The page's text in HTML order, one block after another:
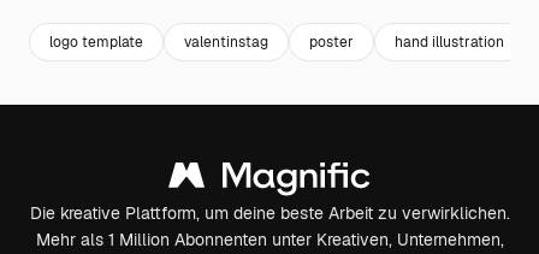
logo template valentinstag poster hand illustration
Die kreative Plattform, um deine beste Arbeit zu verwirklichen.
Mehr als 1 Million Abonnenten unter Kreativen, Unternehmen,